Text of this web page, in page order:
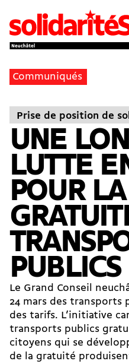
Communiqués
Prise de position de
UNE
LUTTE
POUR LA
PUBLICS
Le Grand Conseil
24 mars des
des tarifs. L’initiative
transports publics
citoyens qui se
de la gratuité